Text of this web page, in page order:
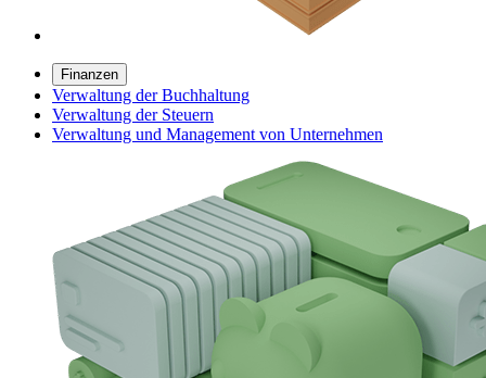
Finanzen
Verwaltung der Buchhaltung
Verwaltung der Steuern
Verwaltung und Management von Unternehmen